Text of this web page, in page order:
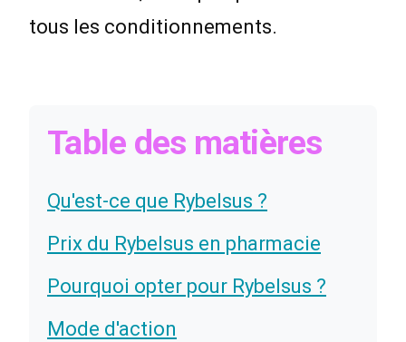
tous les conditionnements.
Table des matières
Qu'est-ce que Rybelsus ?
Prix du Rybelsus en pharmacie
Pourquoi opter pour Rybelsus ?
Mode d'action